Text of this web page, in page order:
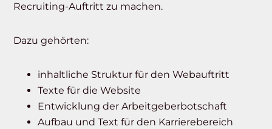
Recruiting-Auftritt zu machen.
Dazu gehörten:
inhaltliche Struktur für den Webauftritt
Texte für die Website
Entwicklung der Arbeitgeberbotschaft
Aufbau und Text für den Karrierebereich